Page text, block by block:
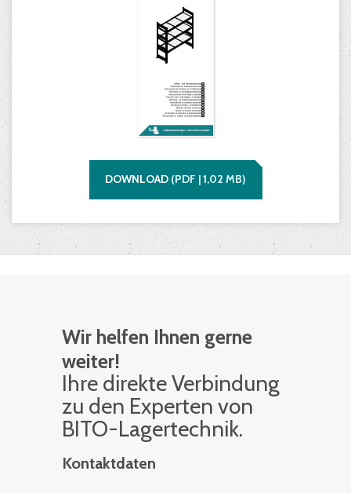
DOWNLOAD (PDF |1,02 MB)
Wir helfen Ihnen gerne
weiter!
Ihre di­rek­te Ver­bin­dung
zu den Ex­per­ten von
BITO-La­ger­tech­nik.
Kontaktdaten